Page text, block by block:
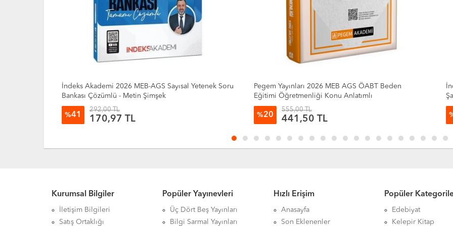
Pegem Yayınları 2026 MEB AGS ÖABT Beden
Eğitimi Öğretmenliği Konu Anlatımlı
%20
555,00 TL
441,50 TL
İndeks Akademi ÖABT MEB-AGS Beden Eğitimi
Şampiyon 5 Deneme Çözümlü - Murat Aydın
%35
204,00 TL
131,68 TL
Kurumsal Bilgiler
İletişim Bilgileri
Satış Ortaklığı
Popüler Yayınevleri
Üç Dört Beş Yayınları
Bilgi Sarmal Yayınları
Hızlı Erişim
Anasayfa
Son Eklenenler
Popüler
Edebiyat
Kelepir Kitap